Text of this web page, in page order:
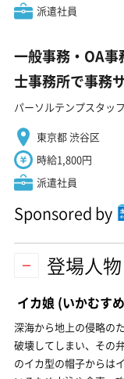
派遣社員
一般事務・OA
士事務所で事務
パーソルテンプスタッ
東京都 渋谷区
時給1,800円
派遣社員
Sponsored by
登場人
イカ娘 (いかむす
深海から地上の侵略の
破壊してしまい、その
のイカ型の帽子からは